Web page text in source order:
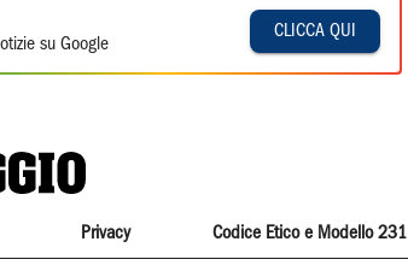
su Google
CLICCA QUI
Privacy Codice Etico e Modello 231